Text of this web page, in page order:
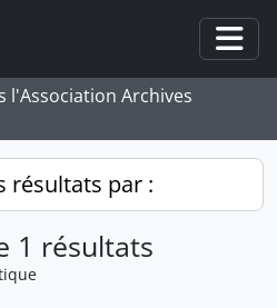
l'Association Archives
résultats par :
1 résultats